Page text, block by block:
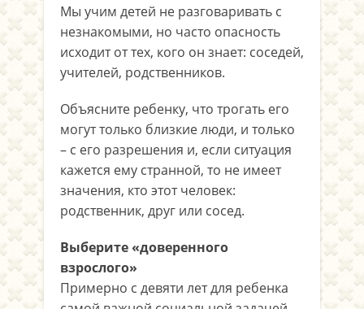
Мы учим детей не разговаривать с
незнакомыми, но часто опасность
исходит от тех, кого он знает: соседей,
учителей, родственников.
Объясните ребенку, что трогать его
могут только близкие люди, и только
– с его разрешения и, если ситуация
кажется ему странной, то не имеет
значения, кто этот человек:
родственник, друг или сосед.
Выберите «доверенного
взрослого»
Примерно с девяти лет для ребенка